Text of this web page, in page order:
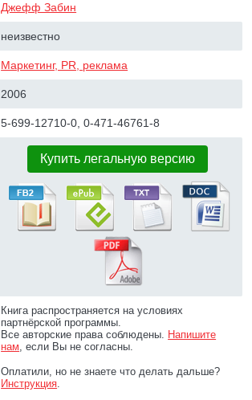
Джефф Забин
неизвестно
Маркетинг, PR, реклама
2006
5-699-12710-0, 0-471-46761-8
Купить легальную версию
Книга распространяется на условиях
партнёрской программы.
Все авторские права соблюдены. Напишите
нам, если Вы не согласны.
Оплатили, но не знаете что делать дальше?
Инструкция.